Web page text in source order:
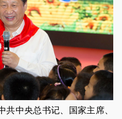
共中央总书记、国家主席、